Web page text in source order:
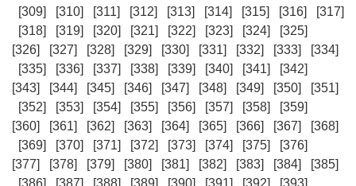
[309]
[310] [311] [312] [313] [314] [315] [316]
[317]
[318]
[319] [320] [321] [322] [323] [324]
[325]
[326]
[327] [328] [329] [330] [331] [332] [333]
[334]
[335]
[336] [337] [338] [339] [340] [341]
[342]
[343]
[344] [345] [346] [347] [348] [349] [350]
[351]
[352]
[353] [354] [355] [356] [357] [358]
[359]
[360]
[361] [362] [363] [364] [365] [366] [367]
[368]
[369]
[370] [371] [372] [373] [374] [375]
[376]
[377]
[378] [379] [380] [381] [382] [383] [384]
[385]
[386]
[387] [388] [389] [390] [391] [392]
[393]